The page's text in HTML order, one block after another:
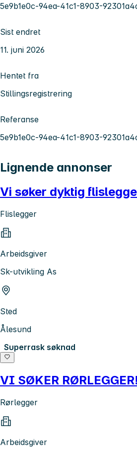
5e9b1e0c-94ea-41c1-8903-
Sist endret
11. juni 2026
Hentet fra
Stillingsregistrering
Referanse
5e9b1e0c-94ea-41c1-8903-
Lignende annonser
Vi søker dyktig
Flislegger
Arbeidsgiver
Sk-utvikling As
Sted
Ålesund
Superrask søknad
VI SØKER RØRLEGGER!
Rørlegger
Arbeidsgiver